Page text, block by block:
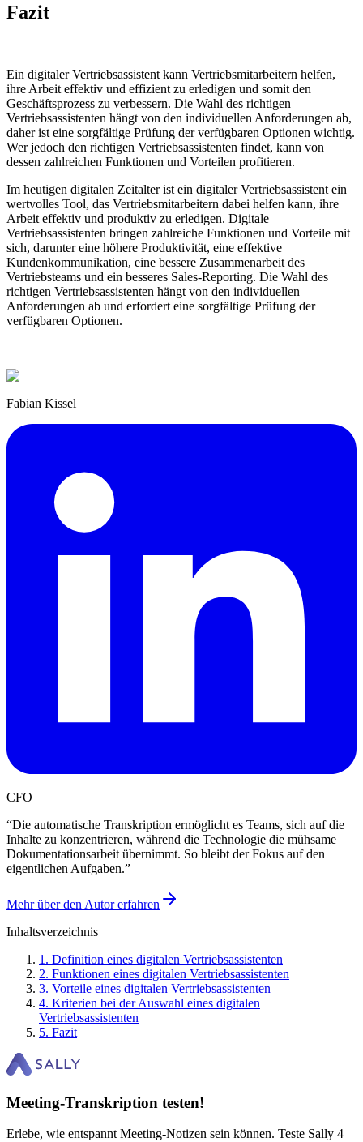
Fazit
Ein digitaler Vertriebsassistent kann Vertriebsmitarbeitern helfen,
ihre Arbeit effektiv und effizient zu erledigen und somit den
Geschäftsprozess zu verbessern. Die Wahl des richtigen
Vertriebsassistenten hängt von den individuellen Anforderungen ab,
daher ist eine sorgfältige Prüfung der verfügbaren Optionen wichtig.
Wer jedoch den richtigen Vertriebsassistenten findet, kann von
dessen zahlreichen Funktionen und Vorteilen profitieren.
Im heutigen digitalen Zeitalter ist ein digitaler Vertriebsassistent ein
wertvolles Tool, das Vertriebsmitarbeitern dabei helfen kann, ihre
Arbeit effektiv und produktiv zu erledigen. Digitale
Vertriebsassistenten bringen zahlreiche Funktionen und Vorteile mit
sich, darunter eine höhere Produktivität, eine effektive
Kundenkommunikation, eine bessere Zusammenarbeit des
Vertriebsteams und ein besseres Sales-Reporting. Die Wahl des
richtigen Vertriebsassistenten hängt von den individuellen
Anforderungen ab und erfordert eine sorgfältige Prüfung der
verfügbaren Optionen.
Fabian Kissel
CFO
“Die automatische Transkription ermöglicht es Teams, sich auf die
Inhalte zu konzentrieren, während die Technologie die mühsame
Dokumentationsarbeit übernimmt. So bleibt der Fokus auf den
eigentlichen Aufgaben.”
Mehr über den Autor erfahren
Inhaltsverzeichnis
1 . Definition eines digitalen Vertriebsassistenten
2. Funktionen eines digitalen Vertriebsassistenten
3. Vorteile eines digitalen Vertriebsassistenten
4. Kriterien bei der Auswahl eines digitalen
Vertriebsassistenten
5. Fazit
Meeting-Transkription testen!
Erlebe, wie entspannt Meeting-Notizen sein können. Teste Sally 4